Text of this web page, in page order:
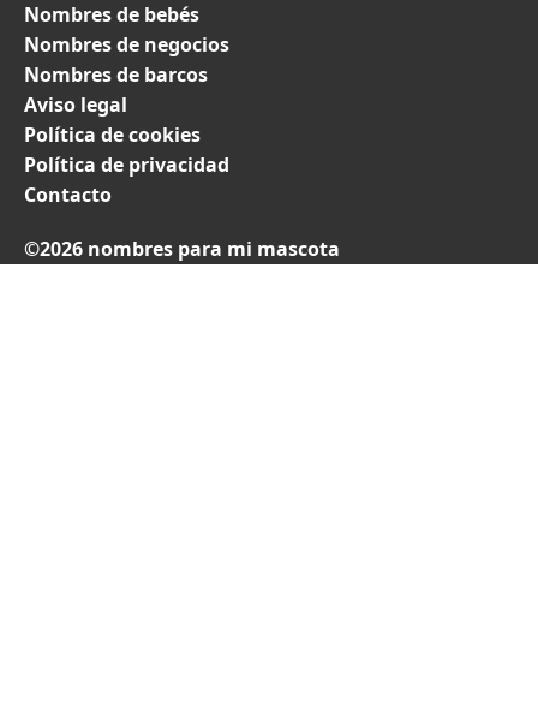
Nombres de bebés
Nombres de negocios
Nombres de barcos
Aviso legal
Política de cookies
Política de privacidad
Contacto
©2026 nombres para mi mascota